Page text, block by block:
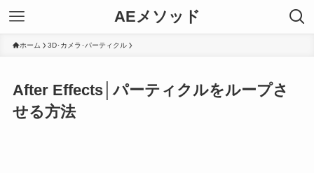
AEメソッド
ホーム 3D･カメラ･パーティクル
After Effects│パーティクルをループさ
せる方法